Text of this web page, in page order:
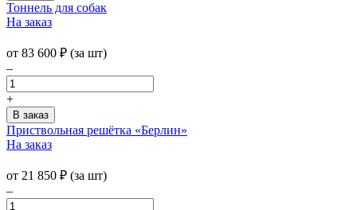
Тоннель для собак
На заказ
от 83 600 ₽ (за шт)
–
+
Приствольная решётка «Берлин»
На заказ
от 21 850 ₽ (за шт)
–